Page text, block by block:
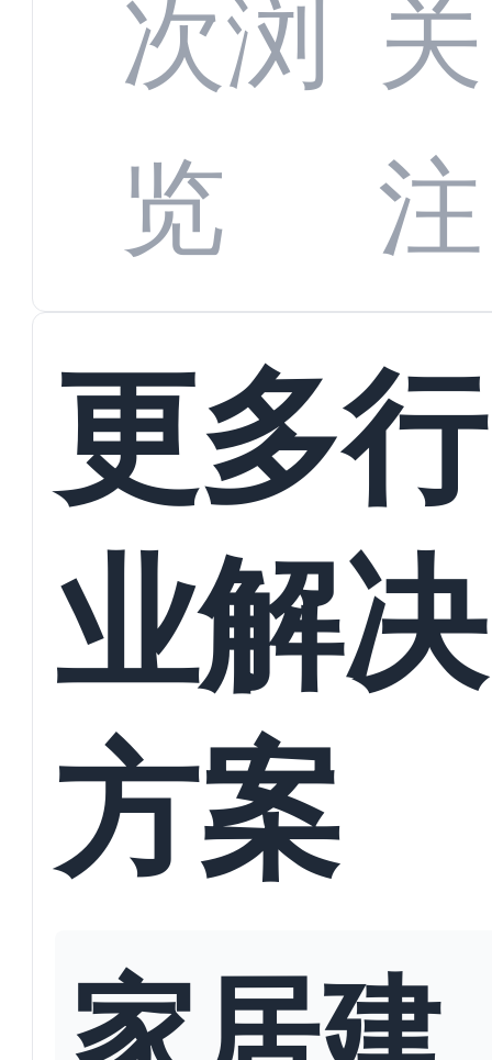
数字化
蜕变
数据对
接
次浏
览
关
注
更多行
业解决
方案